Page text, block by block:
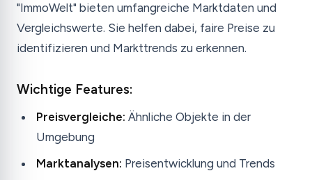
"ImmoWelt" bieten umfangreiche Marktdaten und
Vergleichswerte. Sie helfen dabei, faire Preise zu
identifizieren und Markttrends zu erkennen.
Wichtige Features:
Preisvergleiche: Ähnliche Objekte in der
Umgebung
Marktanalysen: Preisentwicklung und Trends